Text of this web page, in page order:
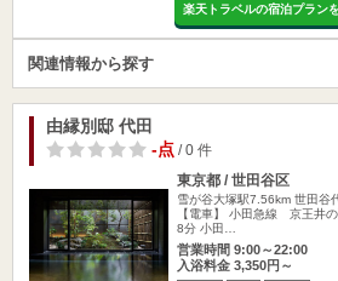
楽天トラベルの宿泊プラン
関連情報から探す
由縁別邸 代田
-点/ 0 件
東京都 / 世田谷区
雪が谷大塚駅7.56km 世田谷
【電車】 小田急線 京王
8分 小田…
営業時間 9:00～22:00
入浴料金 3,350円～